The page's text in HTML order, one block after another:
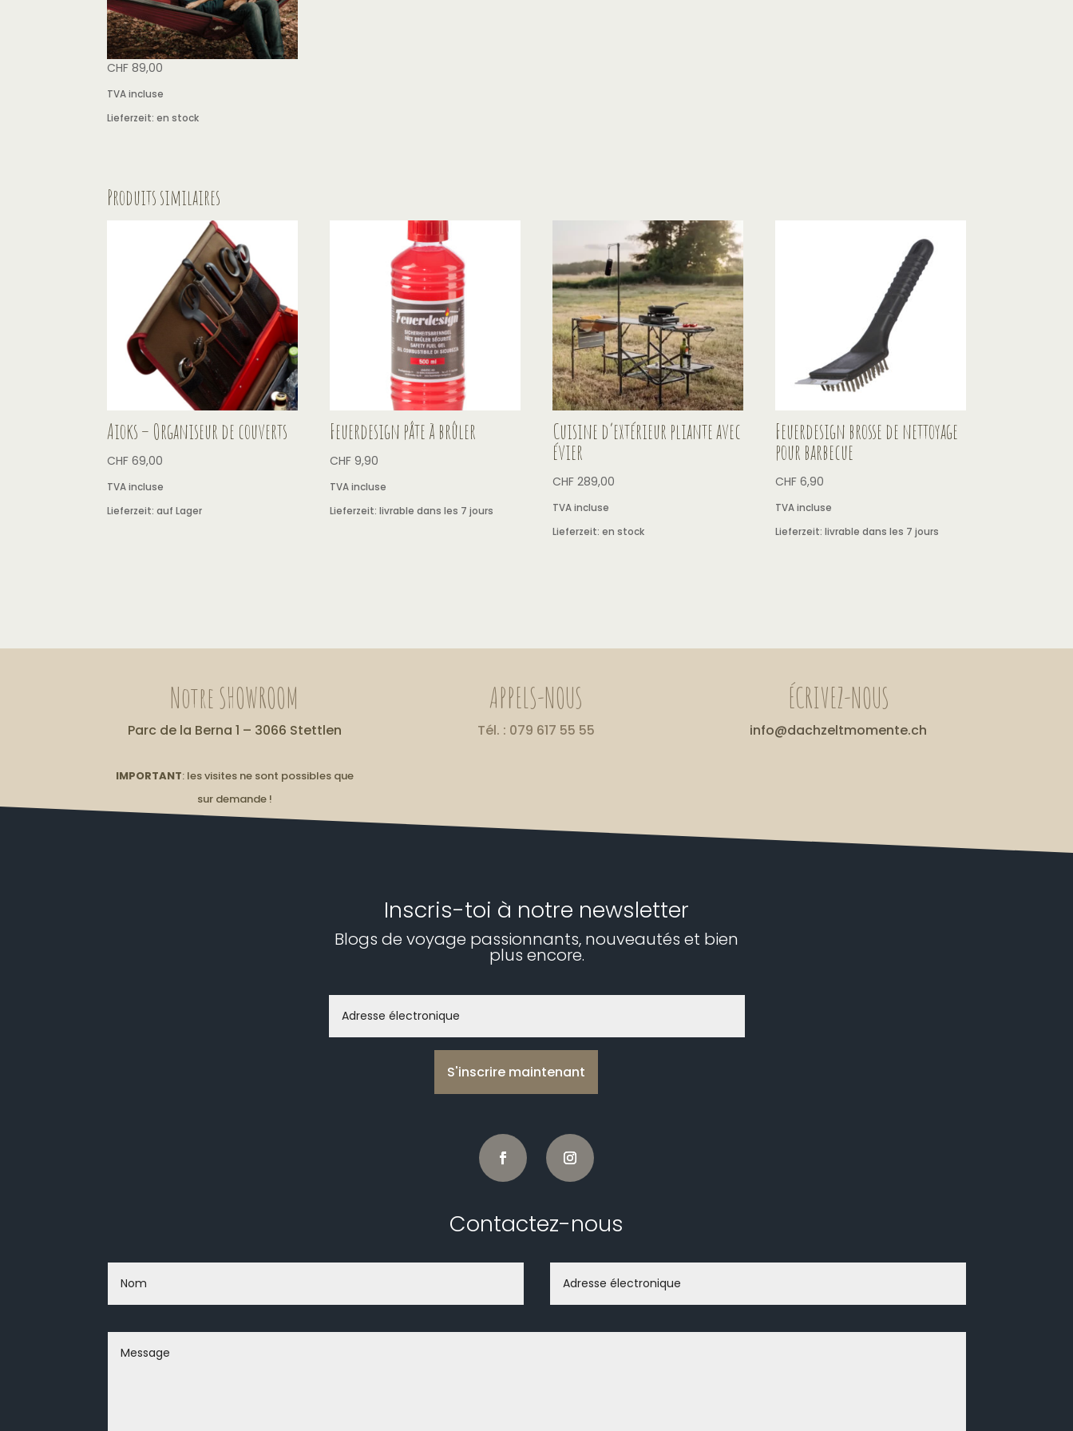
CHF 89,00
TVA incluse
Lieferzeit:en stock
Produits similaires
Aioks – Organiseur de couverts
CHF 69,00
TVA incluse
Lieferzeit:auf Lager
Feuerdesign pâte à brûler
CHF 9,90
TVA incluse
Lieferzeit:livrable dans les 7 jours
Cuisine d’extérieur pliante avec
évier
CHF 289,00
TVA incluse
Lieferzeit:en stock
Feuerdesign brosse de nettoyage
pour barbecue
CHF 6,90
TVA incluse
Lieferzeit:livrable dans les 7 jours
Notre SHOWROOM
Parc de la Berna 1 – 3066 Stettlen
IMPORTANT: les visites ne sont possibles que
sur demande !
APPELS-NOUS
Tél. : 079 617 55 55
ÉCRIVEZ-NOUS
info@dachzeltmomente.ch
Inscris-toi à notre newsletter
Blogs de voyage passionnants, nouveautés et bien
plus encore.
S'inscrire maintenant
Contactez-nous